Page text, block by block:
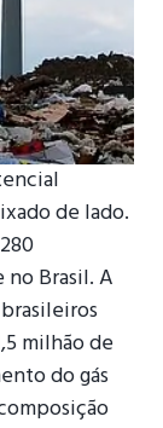
de lado.
Brasil. A
milhão de
do gás